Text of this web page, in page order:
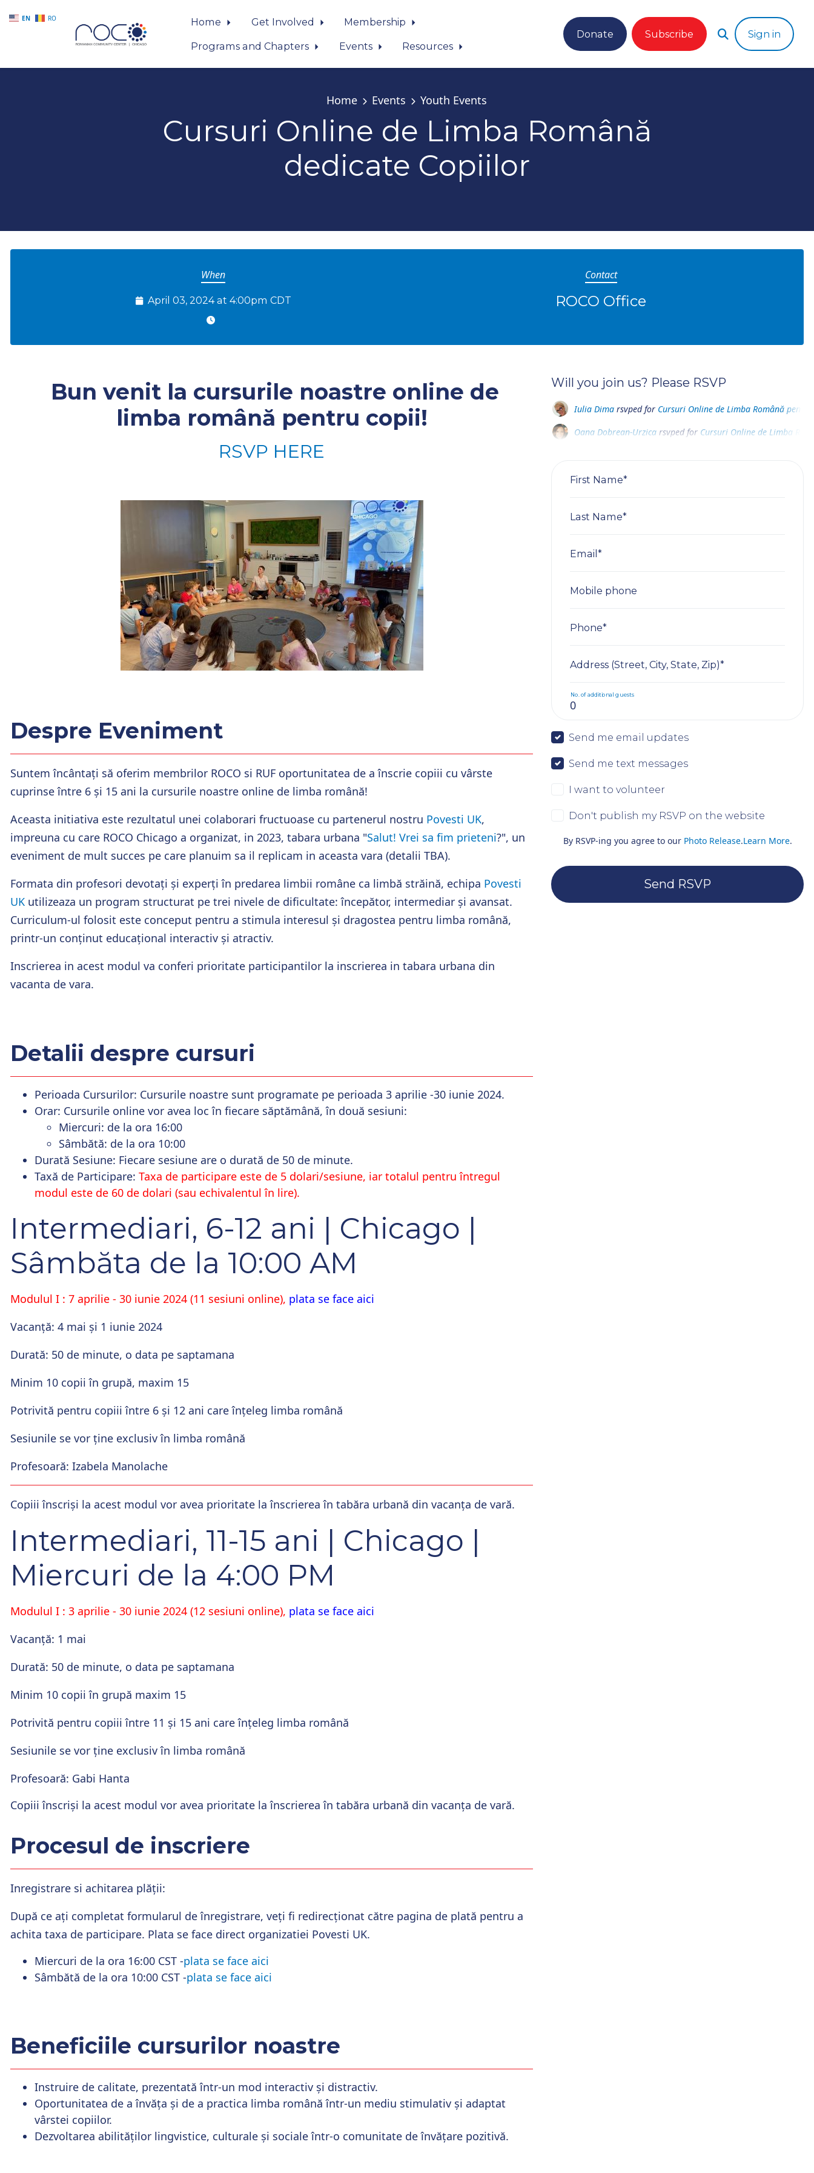
EN RO
Skip to main content
Home Get Involved
Membership
Programs and Chapters
Events Resources
Donate Subscribe Sign in
Home Events Youth Events
Cursuri Online de Limba Română
dedicate Copiilor
When
April 03, 2024 at 4:00pm CDT
Contact
ROCO Office
Bun venit la cursurile noastre online de
limba română pentru copii!
RSVP HERE
Despre Eveniment
Suntem încântați să oferim membrilor ROCO si RUF oportunitatea de a înscrie copiii cu vârste
cuprinse între 6 și 15 ani la cursurile noastre online de limba română!
Aceasta initiativa este rezultatul unei colaborari fructuoase cu partenerul nostru Povesti UK,
impreuna cu care ROCO Chicago a organizat, in 2023, tabara urbana "Salut! Vrei sa fim prieteni?", un
eveniment de mult succes pe care planuim sa il replicam in aceasta vara (detalii TBA).
Formata din profesori devotați și experți în predarea limbii române ca limbă străină, echipa Povesti
UK utilizeaza un program structurat pe trei nivele de dificultate: începător, intermediar și avansat.
Curriculum-ul folosit este conceput pentru a stimula interesul și dragostea pentru limba română,
printr-un conținut educațional interactiv și atractiv.
Inscrierea in acest modul va conferi prioritate participantilor la inscrierea in tabara urbana din
vacanta de vara.
Detalii despre cursuri
Perioada Cursurilor: Cursurile noastre sunt programate pe perioada 3 aprilie -30 iunie 2024.
Orar: Cursurile online vor avea loc în fiecare săptămână, în două sesiuni:
Miercuri: de la ora 16:00
Sâmbătă: de la ora 10:00
Durată Sesiune: Fiecare sesiune are o durată de 50 de minute.
Taxă de Participare: Taxa de participare este de 5 dolari/sesiune, iar totalul pentru întregul
modul este de 60 de dolari (sau echivalentul în lire).
Intermediari, 6-12 ani | Chicago |
Sâmbăta de la 10:00 AM
Modulul I : 7 aprilie - 30 iunie 2024 (11 sesiuni online), plata se face aici
Vacanță: 4 mai și 1 iunie 2024
Durată: 50 de minute, o data pe saptamana
Minim 10 copii în grupă, maxim 15
Potrivită pentru copiii între 6 și 12 ani care înțeleg limba română
Sesiunile se vor ține exclusiv în limba română
Profesoară: Izabela Manolache
Copiii înscriși la acest modul vor avea prioritate la înscrierea în tabăra urbană din vacanța de vară.
Intermediari, 11-15 ani | Chicago |
Miercuri de la 4:00 PM
Modulul I : 3 aprilie - 30 iunie 2024 (12 sesiuni online), plata se face aici
Vacanță: 1 mai
Durată: 50 de minute, o data pe saptamana
Minim 10 copii în grupă maxim 15
Potrivită pentru copiii între 11 și 15 ani care înțeleg limba română
Sesiunile se vor ține exclusiv în limba română
Profesoară: Gabi Hanta
Copiii înscriși la acest modul vor avea prioritate la înscrierea în tabăra urbană din vacanța de vară.
Procesul de inscriere
Inregistrare si achitarea plății:
După ce ați completat formularul de înregistrare, veți fi redirecționat către pagina de plată pentru a
achita taxa de participare. Plata se face direct organizatiei Povesti UK.
Miercuri de la ora 16:00 CST -plata se face aici
Sâmbătă de la ora 10:00 CST -plata se face aici
Beneficiile cursurilor noastre
Instruire de calitate, prezentată într-un mod interactiv și distractiv.
Oportunitatea de a învăța și de a practica limba română într-un mediu stimulativ și adaptat
vârstei copiilor.
Dezvoltarea abilităților lingvistice, culturale și sociale într-o comunitate de învățare pozitivă.
Will you join us? Please RSVP
Iulia Dima rsvped for Cursuri Online de Limba Română
Oana Dobrean-Urzica rsvped for Cursuri Online de Limba
First Name*
Last Name*
Email*
Mobile phone
Phone*
Address (Street, City, State, Zip)*
No. of additional guests
Send me email updates
Send me text messages
I want to volunteer
Don't publish my RSVP on the website
By RSVP-ing you agree to ourPhoto Release.Learn More.